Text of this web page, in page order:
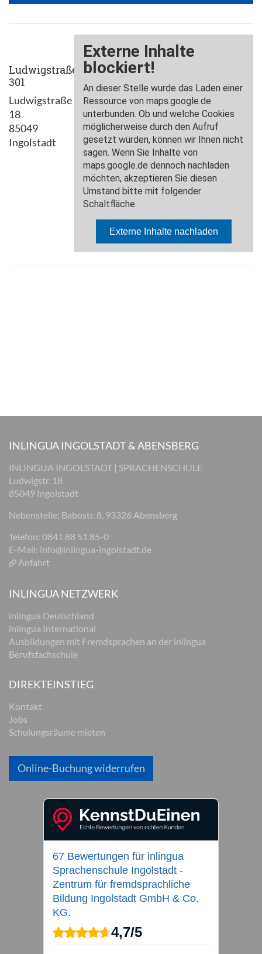
Ludwigstraße
301
Ludwigstraße
18
85049
Ingolstadt
INLINGUA INGOLSTADT & ABENSBERG
INLINGUA INGOLSTADT | SPRACHENSCHULE
Ludwigstr. 18
85049 Ingolstadt
Nebenstelle: Babostr. 8, 93326 Abensberg
Telefon: 0841 88 51 85-0
E-Mail: info@inlingua-ingolstadt.de
Anfahrt
INLINGUA NETZWERK
inlingua Deutschland
inlingua International
Ausbildungen mit Fremdsprachen an der inlingua
Berufsfachschule
DIREKTEINSTIEG
Kontakt
Jobs
Schulungsräume mieten
Online-Buchung widerrufen
67 Bewertungen für inlingua
Sprachenschule Ingolstadt -
Zentrum für fremdsprachliche
Bildung Ingolstadt GmbH & Co.
KG.
4,7/5